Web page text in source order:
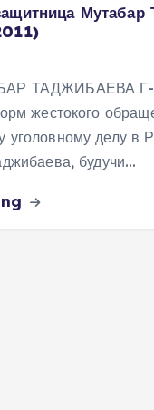
ТАДЖИБАЕВА Г-
жестокого
уголовному делу в
будучи…